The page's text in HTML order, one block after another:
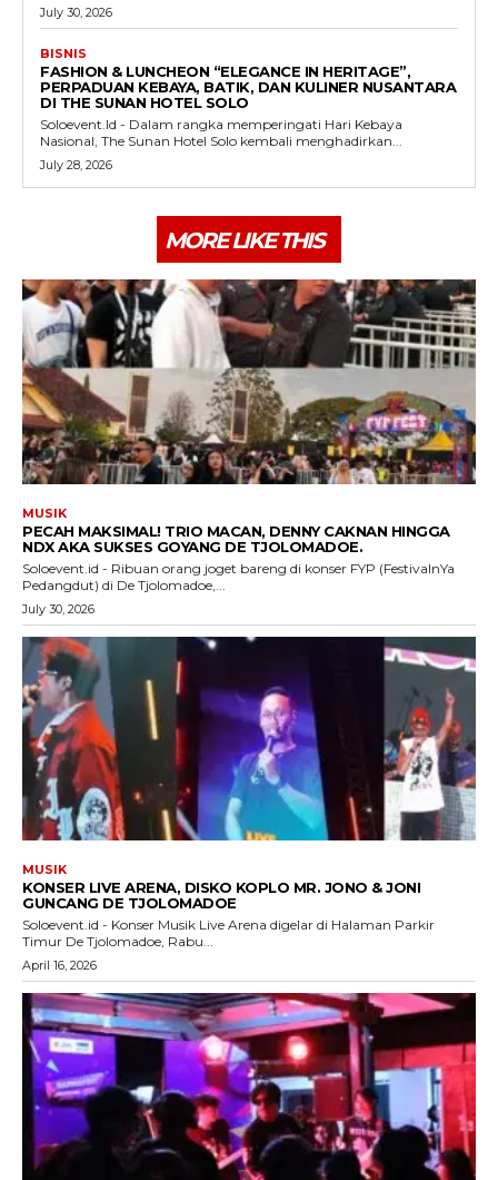
July 30, 2026
BISNIS
FASHION & LUNCHEON “ELEGANCE IN HERITAGE”,
PERPADUAN KEBAYA, BATIK, DAN KULINER NUSANTARA
DI THE SUNAN HOTEL SOLO
Soloevent.Id - Dalam rangka memperingati Hari Kebaya
Nasional, The Sunan Hotel Solo kembali menghadirkan...
July 28, 2026
MORE LIKE THIS
MUSIK
PECAH MAKSIMAL! TRIO MACAN, DENNY CAKNAN HINGGA
NDX AKA SUKSES GOYANG DE TJOLOMADOE.
Soloevent.id - Ribuan orang joget bareng di konser FYP (FestivalnYa
Pedangdut) di De Tjolomadoe,...
July 30, 2026
MUSIK
KONSER LIVE ARENA, DISKO KOPLO MR. JONO & JONI
GUNCANG DE TJOLOMADOE
Soloevent.id - Konser Musik Live Arena digelar di Halaman Parkir
Timur De Tjolomadoe, Rabu...
April 16, 2026